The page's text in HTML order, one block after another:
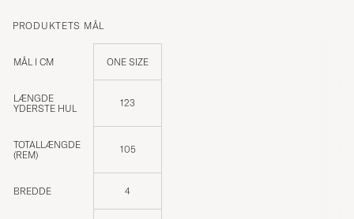
PRODUKTETS MÅL
MÅL I CM ONE SIZE
LÆNGDE
YDERSTE HUL
123
TOTALLÆNGDE
(REM)
105
BREDDE 4